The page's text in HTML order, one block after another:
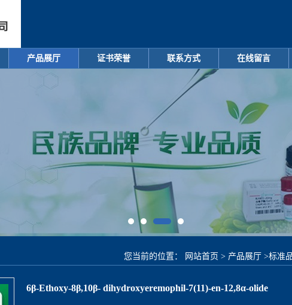
产品展厅 证书荣誉 联系方式 在线留言
您当前的位置： 网站首页 > 产品展厅 >标准
6β-Ethoxy-8β,10β- dihydroxyeremophil-7(11)-en-12,8α-olide